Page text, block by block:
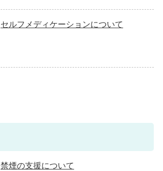
セルフメディケーションについて
禁煙の支援について